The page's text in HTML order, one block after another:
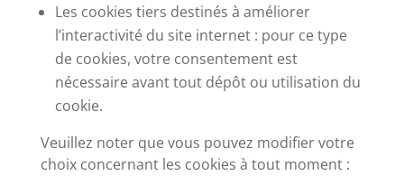
Les cookies tiers destinés à améliorer
l’interactivité du site internet : pour ce type
de cookies, votre consentement est
nécessaire avant tout dépôt ou utilisation du
cookie.
Veuillez noter que vous pouvez modifier votre
choix concernant les cookies à tout moment :